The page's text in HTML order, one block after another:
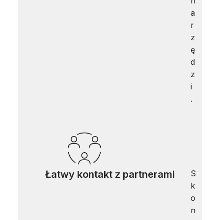
a
r
z
ę
d
z
i
.
Łatwy kontakt z partnerami
S
k
o
n